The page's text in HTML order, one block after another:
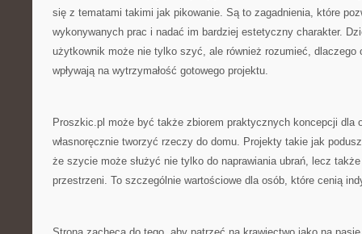
się z tematami takimi jak pikowanie. Są to zagadnienia, które
wykonywanych prac i nadać im bardziej estetyczny charakter.
użytkownik może nie tylko szyć, ale również rozumieć, dlaczego
wpływają na wytrzymałość gotowego projektu.
Proszkic.pl może być także zbiorem praktycznych koncepcji dla
własnoręcznie tworzyć rzeczy do domu. Projekty takie jak
że szycie może służyć nie tylko do naprawiania ubrań, lecz
przestrzeni. To szczególnie wartościowe dla osób, które cenią